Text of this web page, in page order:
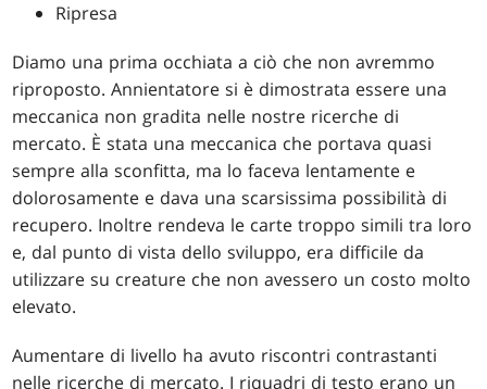
Ripresa
Diamo una prima occhiata a ciò che non avremmo
riproposto. Annientatore si è dimostrata essere una
meccanica non gradita nelle nostre ricerche di
mercato. È stata una meccanica che portava quasi
sempre alla sconfitta, ma lo faceva lentamente e
dolorosamente e dava una scarsissima possibilità di
recupero. Inoltre rendeva le carte troppo simili tra loro
e, dal punto di vista dello sviluppo, era difficile da
utilizzare su creature che non avessero un costo molto
elevato.
Aumentare di livello ha avuto riscontri contrastanti
nelle ricerche di mercato. I riquadri di testo erano un